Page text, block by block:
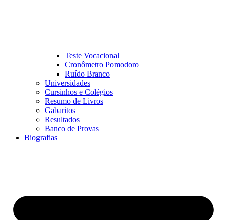
Teste Vocacional
Cronômetro Pomodoro
Ruído Branco
Universidades
Cursinhos e Colégios
Resumo de Livros
Gabaritos
Resultados
Banco de Provas
Biografias